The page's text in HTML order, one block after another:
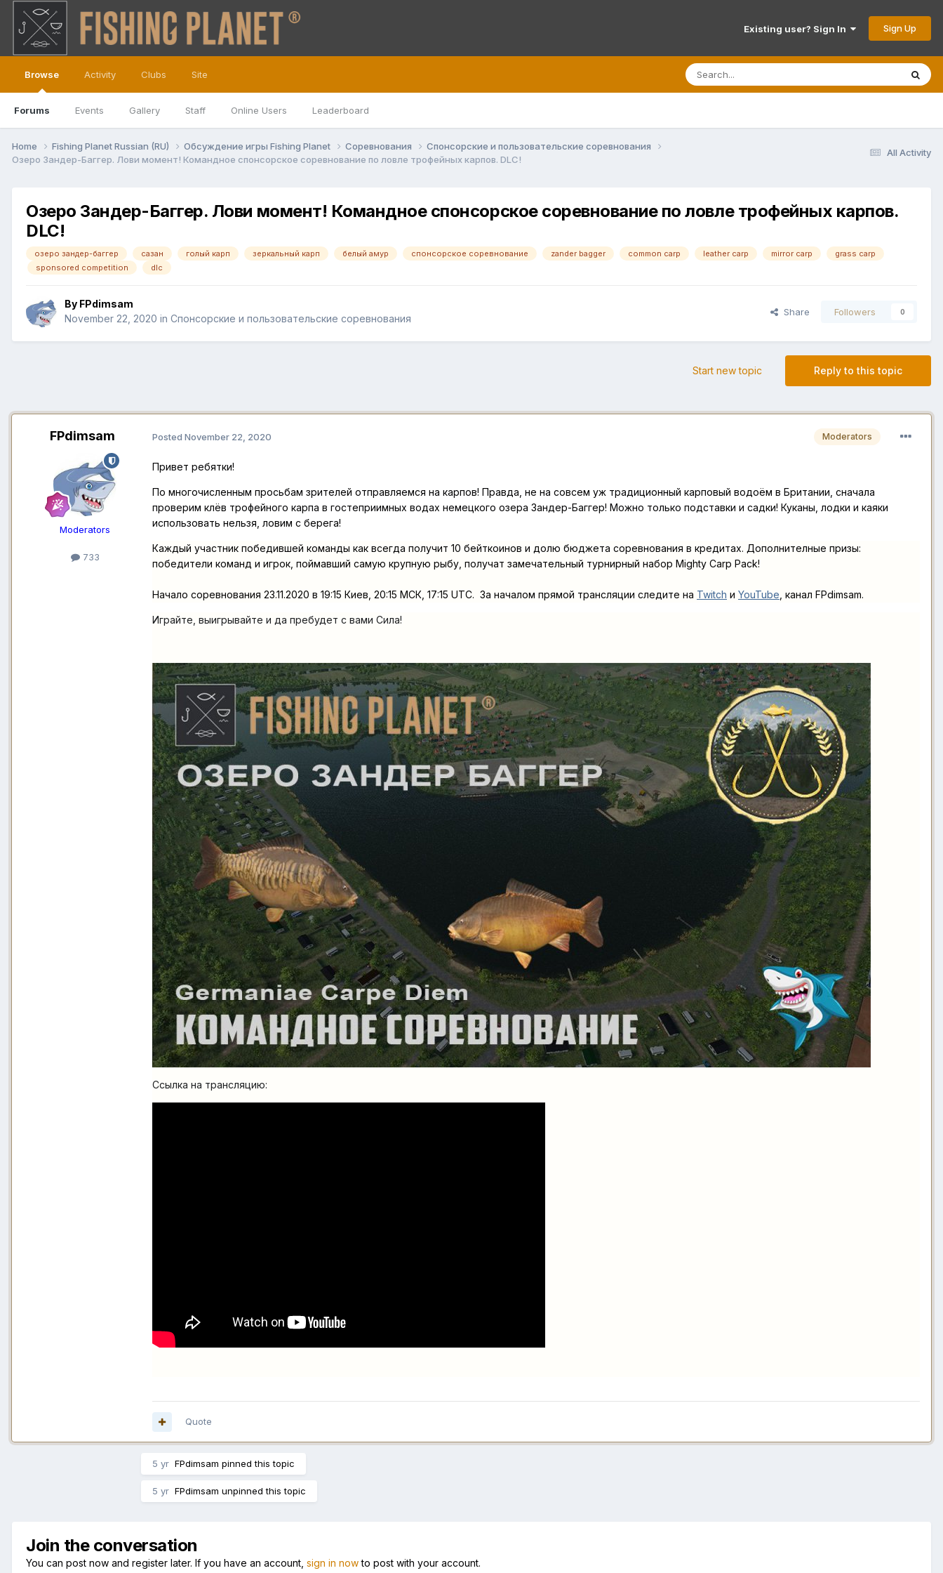
Existing user? Sign In Sign Up
Browse
Forums Events Gallery Staff Online Users Leaderboard
Activity Clubs Site
All Activity
Home Fishing Planet Russian (RU) Обсуждение игры Fishing Planet Соревнования
Спонсорские и пользовательские соревнования
Озеро Зандер-Баггер. Лови момент! Командное спонсорское соревнование по ловле трофейных карпов. DLC!
Озеро Зандер-Баггер. Лови момент! Командное спонсорское соревнование по ловле трофейных карпов.
DLC!
озеро зандер-баггер сазан голый карп зеркальный карп белый амур спонсорское соревнование zander bagger common carp leather carp mirror carp
grass carp
sponsored competition
dlc
By FPdimsam
November 22, 2020 in Спонсорские и пользовательские соревнования
Share Followers 0
Reply to this topic
Start new topic
FPdimsam
Moderators
733
Moderators
Posted November 22, 2020
Привет ребятки!
По многочисленным просьбам зрителей отправляемся на карпов! Правда, не на совсем уж традиционный карповый водоём в Британии, сначала
проверим клёв трофейного карпа в гостеприимных водах немецкого озера Зандер-Баггер! Можно только подставки и садки! Куканы, лодки и каяки
использовать нельзя, ловим с берега!
Каждый участник победившей команды как всегда получит 10 бейткоинов и долю бюджета соревнования в кредитах. Дополнителные призы:
победители команд и игрок, поймавший самую крупную рыбу, получат замечательный турнирный набор Mighty Carp Pack!
Начало соревнования 23.11.2020 в 19:15 Киев, 20:15 МСК, 17:15 UTC. За началом прямой трансляции следите на Twitch и YouTube , канал FPdimsam.
Играйте, выигрывайте и да пребудет с вами Сила!
Ссылка на трансляцию:
Quote
5 yr FPdimsam pinned this topic
5 yr FPdimsam unpinned this topic
Join the conversation
You can post now and register later. If you have an account, sign in nowto post with your account.